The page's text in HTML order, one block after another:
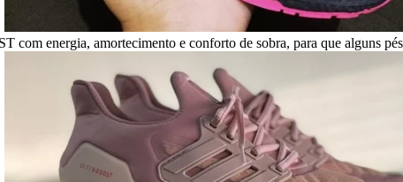
com energia, amortecimento e conforto de sobra, para que alguns